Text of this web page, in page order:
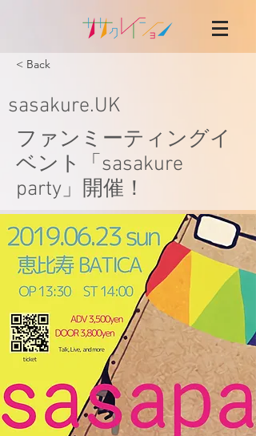
< Back
sasakure.UK
ファンミーティングイ
ベント「sasakure
party」開催！